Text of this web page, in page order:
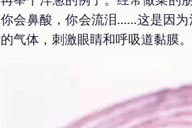
你会鼻酸，你会流泪……这是因为
的气体，刺激眼睛和呼吸道黏膜。